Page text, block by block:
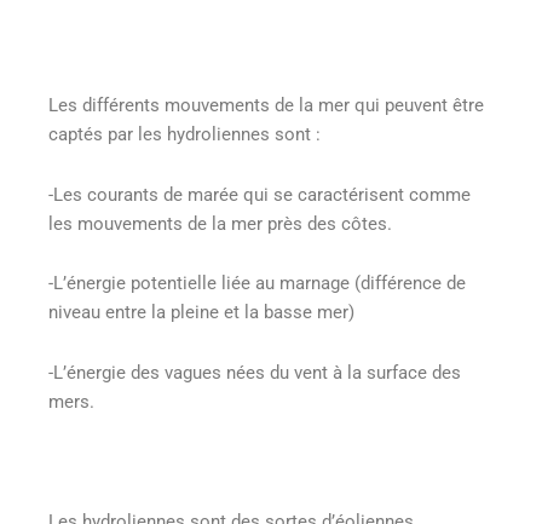
Les différents mouvements de la mer qui peuvent être
captés par les hydroliennes sont :
-Les courants de marée qui se caractérisent comme
les mouvements de la mer près des côtes.
-L’énergie potentielle liée au marnage (différence de
niveau entre la pleine et la basse mer)
-L’énergie des vagues nées du vent à la surface des
mers.